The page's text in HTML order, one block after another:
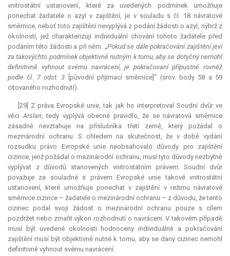
vnitrostátní ustanovení, které za uvedených podmínek umožňuje
ponechat žadatele o azyl v zajištění, je v souladu s čl. 18 návratové
směrnice, neboť toto zajištění nevyplývá z podání žádosti o azyl, nýbrž z
okolností, jež charakterizují individuální chování tohoto žadatele před
podáním této žádosti a při něm. „Pokud se dále pokračování zajištění jeví
za takovýchto podmínek objektivně nutným k tomu, aby se dotyčný nemohl
definitivně vyhnout svému navrácení, je pokračovaní přípustné rovněž
podle čl. 7 odst. 3
[původní přijímací směrnice]“ (srov. body 58 a 59
citovaného rozhodnutí).
[29] Z práva Evropské unie, tak jak ho interpretoval Soudní dvůr ve
věciArslan, tedy vyplývá obecné pravidlo, že se návratová směrnice
zásadně nevztahuje na příslušníka třetí země, který požádal o
mezinárodní ochranu. S ohledem na skutečnost, že v době vydání
rozsudku právo Evropské unie neobsahovalo důvody pro zajištění
cizince, jenž požádal o mezinárodní ochranu, musí tyto důvody nezbytně
vyplývat z důvodů stanovených vnitrostátním právem. Soudní dvůr
považuje za souladné s právem Evropské unie takové vnitrostátní
ustanovení, které umožňuje ponechat v zajištění v režimu návratové
směrnice cizince – žadatele o mezinárodní ochranu – z důvodu, že tento
cizinec podal svoji žádost o mezinárodní ochranu pouze s cílem
pozdržet nebo zmařit výkon rozhodnutí o navrácení. V takovém případě
musí být uvedené okolnosti hodnoceny individuálně a pokračování
zajištění musí být objektivně nutné k tomu, aby se daný cizinec nemohl
definitivně vyhnout svému navrácení.